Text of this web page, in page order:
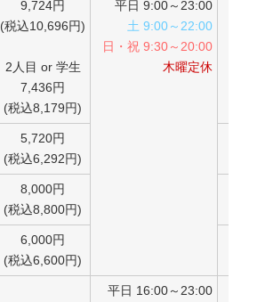
平日 9:00～23:00
土 9:00～22:00
日・祝 9:30～20:00
木曜定休
9,724円
(税込10,696円)
2人目 or 学生
7,436円
(税込8,179円)
5,720円
(税込6,292円)
8,000円
(税込8,800円)
6,000円
(税込6,600円)
平日 16:00～23:00